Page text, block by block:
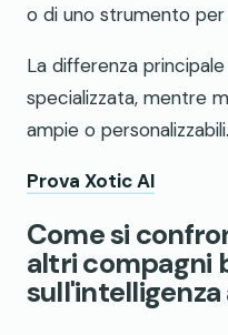
o di uno strumento
La differenza
specializzata, mentre
ampie o personalizzabili.
Prova Xotic AI
Come si
altri compagni